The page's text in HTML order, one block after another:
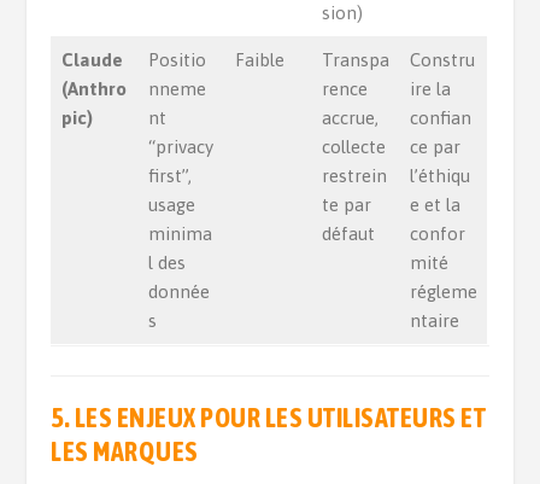
sion)
Claude
(Anthro
pic)
Positio
nneme
nt
“privacy
first”,
usage
minima
l des
donnée
s
Faible
Transpa
rence
accrue,
collecte
restrein
te par
défaut
Constru
ire la
confian
ce par
l’éthiqu
e et la
confor
mité
régleme
ntaire
5.LES ENJEUX POUR LES UTILISATEURS ET
LES MARQUES